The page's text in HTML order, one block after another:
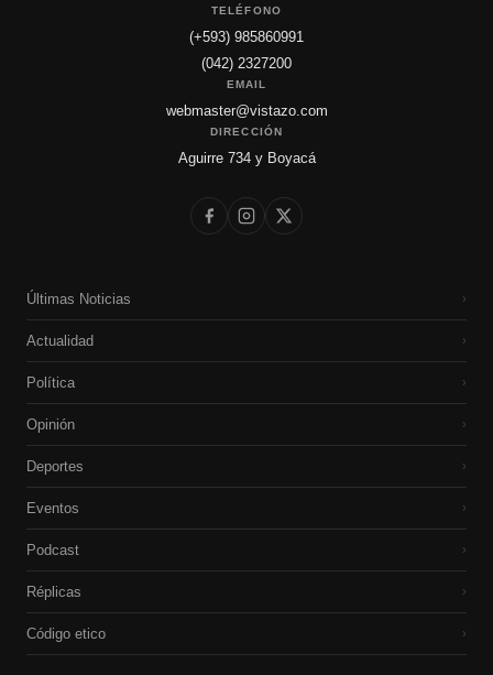
TELÉFONO
(+593) 985860991
(042) 2327200
EMAIL
webmaster@vistazo.com
DIRECCIÓN
Aguirre 734 y Boyacá
Últimas Noticias ›
Actualidad ›
Política ›
Opinión ›
Deportes ›
Eventos ›
Podcast ›
Réplicas ›
Código etico ›